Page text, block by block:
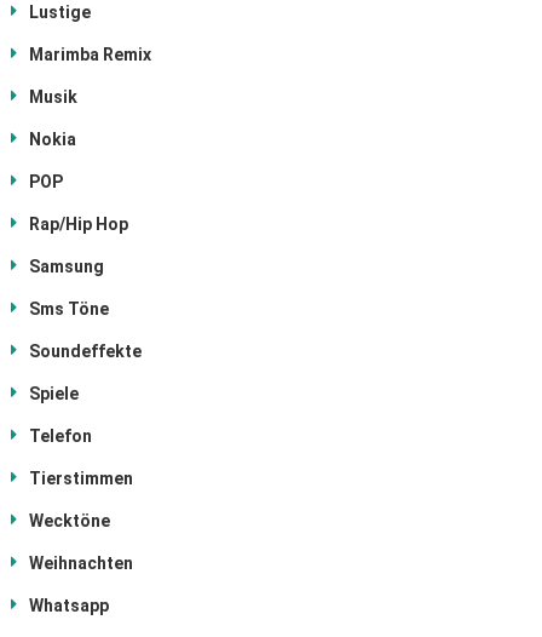
Lustige
Marimba Remix
Musik
Nokia
POP
Rap/Hip Hop
Samsung
Sms Töne
Soundeffekte
Spiele
Telefon
Tierstimmen
Wecktöne
Weihnachten
Whatsapp